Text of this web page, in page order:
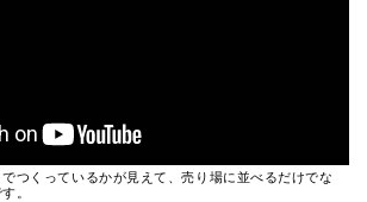
つくっているかが見えて、売り場に並べるだけでな
。